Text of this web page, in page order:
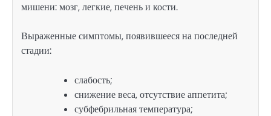
мишени: мозг, легкие, печень и кости.
Выраженные симптомы, появившееся на последней
стадии:
слабость;
снижение веса, отсутствие аппетита;
субфебрильная температура;